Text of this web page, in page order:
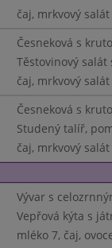
čaj, mrkvový salát
Česneková s
Těstovinový
čaj, mrkvový salát
Česneková s
Studený talíř,
čaj, mrkvový salát
Vývar s
Vepřová kýta s
mléko 7, čaj,